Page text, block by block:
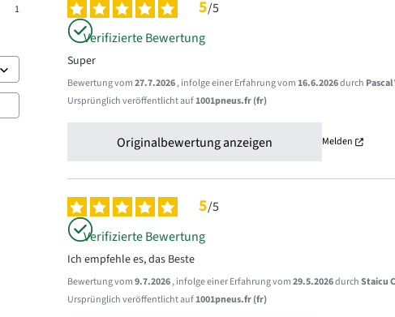
1 5/5
Verifizierte Bewertung
Super
Bewertung vom27.7.2026, infolge einer Erfahrung vom16.6.2026durch Pascal
Ursprünglich veröffentlicht auf1001pneus.fr (fr)
Originalbewertung anzeigen Melden
5/5
Verifizierte Bewertung
Ich empfehle es, das Beste
Bewertung vom9.7.2026, infolge einer Erfahrung vom29.5.2026durchStaicu
Ursprünglich veröffentlicht auf1001pneus.fr (fr)